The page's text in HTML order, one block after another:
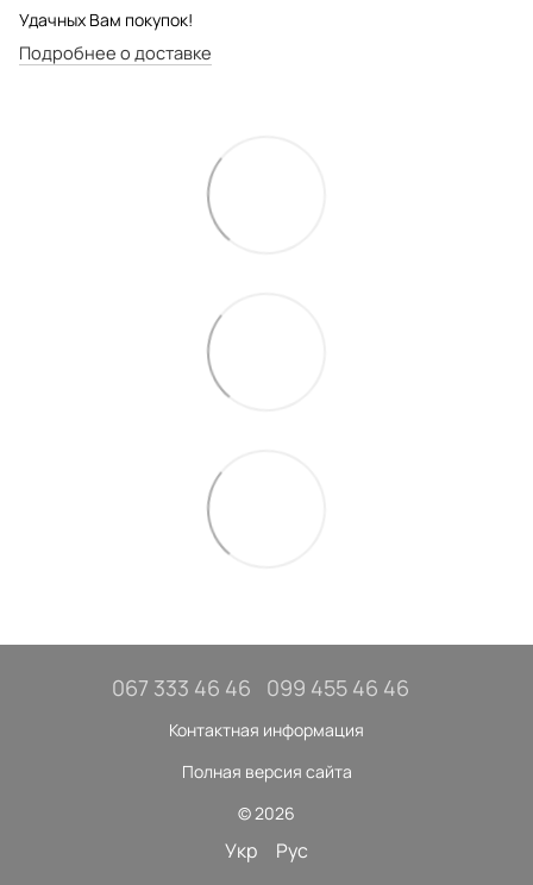
Удачных Вам покупок!
Подробнее о доставке
067 333 46 46 099 455 46 46
Контактная информация
Полная версия сайта
© 2026
Укр Рус